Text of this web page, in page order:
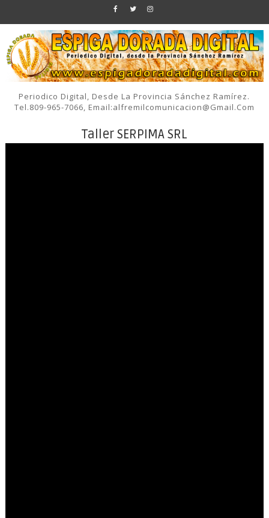
Periodico Digital, Desde La Provincia Sánchez Ramírez.
Tel.809-965-7066, Email:alfremilcomunicacion@gmail.com
Taller SERPIMA SRL